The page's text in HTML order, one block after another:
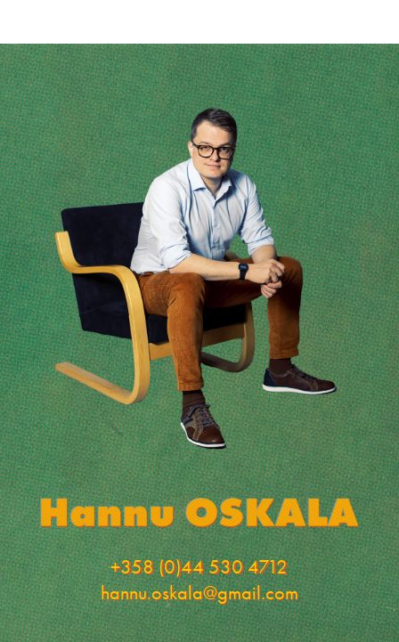
+358 (0)44 530 4712
hannu.oskala@gmail.com